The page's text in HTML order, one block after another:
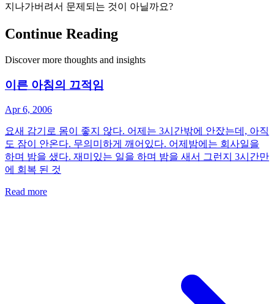
지나가버려서 문제되는 것이 아닐까요?
Continue Reading
Discover more thoughts and insights
이른 아침의 끄적임
Apr 6, 2006
요새 감기로 몸이 좋지 않다. 어제는 3시간밖에 안잤는데, 아직
도 잠이 안온다. 무의미하게 깨어있다. 어제밤에는 회사일을
하며 밤을 샜다. 재미있는 일을 하며 밤을 새서 그런지 3시간만
에 회복 된 것
Read more